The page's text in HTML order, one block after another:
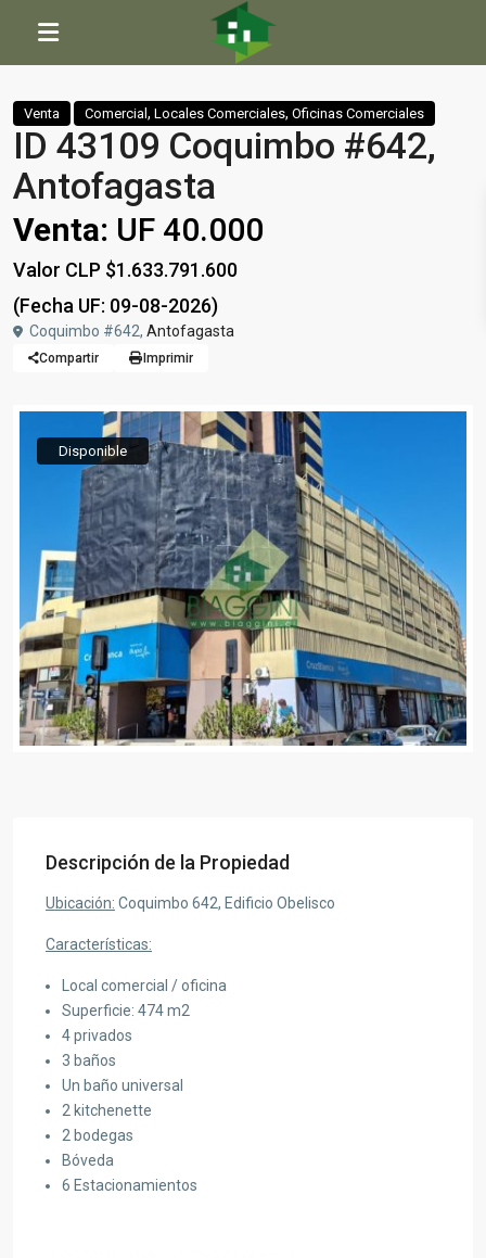
Inicio Locales Comerciales ,Oficinas Comerciales
ID 43109 Coquimbo #642, Antofagasta
Venta Comercial , Locales Comerciales, Oficinas Comerciales
ID 43109 Coquimbo #642,
Antofagasta
Venta: UF 40.000
Valor CLP $1.633.791.600
(Fecha UF: 09-08-2026)
Coquimbo #642, Antofagasta
Compartir Imprimir
Disponible
Descripción de la Propiedad
Ubicación: Coquimbo 642, Edificio Obelisco
Características:
Local comercial / oficina
Superficie: 474 m2
4 privados
3 baños
Un baño universal
2 kitchenette
2 bodegas
Bóveda
6 Estacionamientos